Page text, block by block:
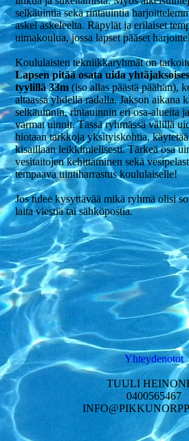
selkäuintia sekä rintauintia
askel askeleelta. Räpylät ja erilaiset
uimakoulua, jossa lapset pääset
Koululaisten tekniikkaryhmät on
Lapsen pitää osata uida
tyylillä 33m (iso allas päästä päähän),
altaassa yhdellä radalla. Jakson aikana
selkäuinnin, rintauinnin eri osa-alueita
varmat uinnit. Tässä ryhmässä välillä
hiotaan tarkkoja yksityiskohtia,
kisaillaan leikkimielisesti. Tärkeä osa
vesitaitojen kehittäminen sekä
tempaava uintiharrastus koululaiselle!
Jos tulee kysyttävää mikä ryhmä olisi
laita viestiä tai sähköpostia.
Yhteydenotot
TUULI
0400565467